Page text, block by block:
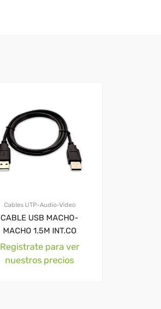
Cables UTP-Audio-Video
CABLE USB MACHO-
MACHO 1.5M INT.CO
Registrate para ver
nuestros precios